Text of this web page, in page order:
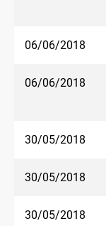
06/06/2018
06/06/2018
30/05/2018
30/05/2018
30/05/2018